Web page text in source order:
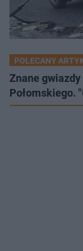
POLECANY
Znane
Połomskiego.